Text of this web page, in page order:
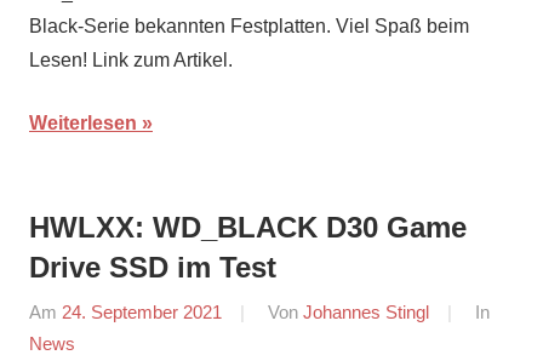
Black-Serie bekannten Festplatten. Viel Spaß beim
Lesen! Link zum Artikel.
Weiterlesen
HWLXX: WD_BLACK D30 Game
Drive SSD im Test
Am 24. September 2021 Von Johannes Stingl
In
News